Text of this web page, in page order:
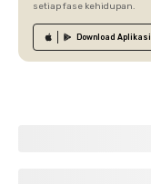
setiap fase kehidupan.
Download Aplikasi